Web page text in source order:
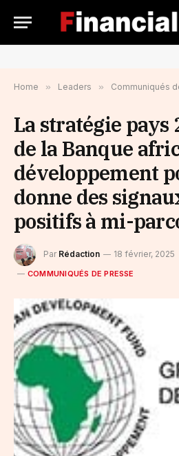
Home » Leaders » Communiqués
La stratégie pays
de la Banque
développement
donne des
positifs à mi-
Par Rédaction 18 février, 2025
COMMUNIQUÉS DE PRESSE